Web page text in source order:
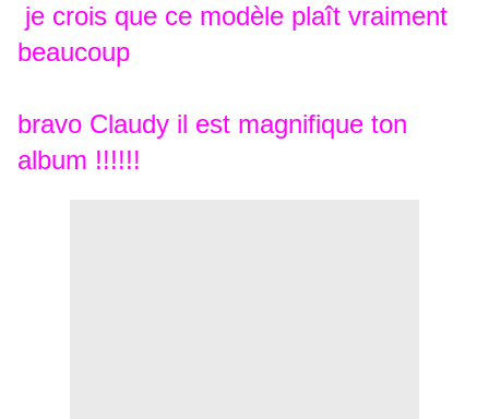
je crois que ce modèle plaît vraiment
beaucoup
bravo Claudy il est magnifique ton
album !!!!!!